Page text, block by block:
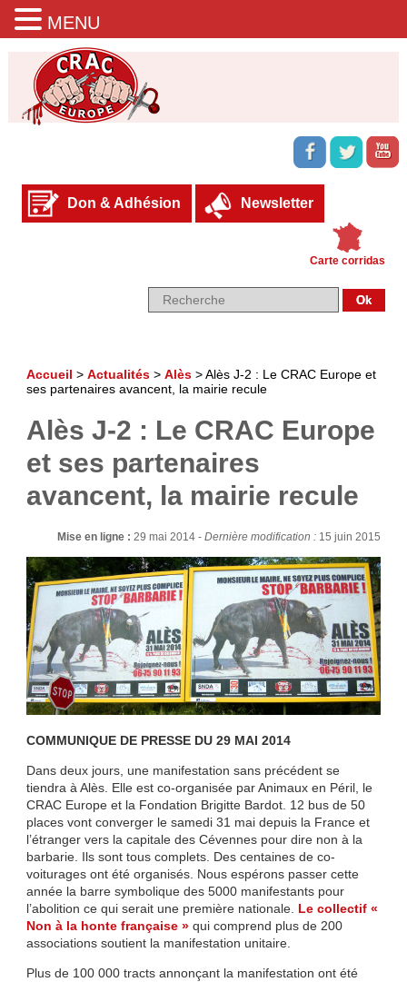
Don & Adhésion Newsletter
Carte corridas
Accueil > Actualités> Alès>Alès J-2 : Le CRAC Europe et
ses partenaires avancent, la mairie recule
Alès J-2 : Le CRAC Europe
et ses partenaires
avancent, la mairie recule
Mise en ligne :29 mai 2014 -Dernière modification : 15 juin 2015
COMMUNIQUE DE PRESSE DU 29 MAI 2014
Dans deux jours, une manifestation sans précédent se
tiendra à Alès. Elle est co-organisée par Animaux en Péril, le
CRAC Europe et la Fondation Brigitte Bardot. 12 bus de 50
places vont converger le samedi 31 mai depuis la France et
l’étranger vers la capitale des Cévennes pour dire non à la
barbarie. Ils sont tous complets. Des centaines de co-
voiturages ont été organisés. Nous espérons passer cette
année la barre symbolique des 5000 manifestants pour
l’abolition ce qui serait une première nationale. Le collectif «
Non à la honte française »qui comprend plus de 200
associations soutient la manifestation unitaire.
Plus de 100 000 tracts annonçant la manifestation ont été
MENU